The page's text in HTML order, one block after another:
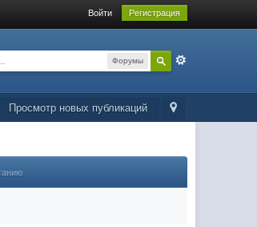
Войти Регистрация
Форумы
Просмотр новых публикаций